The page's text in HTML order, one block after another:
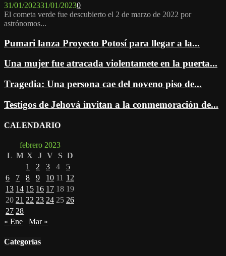
31/01/202331/01/20230
El cometa verde fue descubierto el 2 de marzo de 2022 por
astrónomos...
Pumari lanza Proyecto Potosí para llegar a la...
Una mujer fue atracada violentamete en la puerta...
Tragedia: Una persona cae del noveno piso de...
Testigos de Jehová invitan a la conmemoración de...
CALENDARIO
febrero 2023
L M X J V S D
1
2 3 4
5
6
7 8 9 10 11 12
13 14 15 16 17 18 19
20 21 22 23 24 25 26
27 28
« Ene
Mar »
Categorías